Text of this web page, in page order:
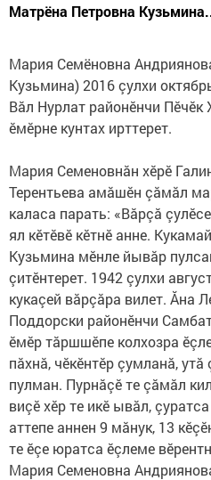
Матрёна Петровна
Мария Семёновна
Кузьмина) 2016 çулхи
Вăл Нурлат районӗнчи
ӗмӗрне кунтах ирттерет.
Мария Семеновнăн хӗрӗ
Терентьева амăшӗн çăмăл
каласа парать: «Вăрçă
ял кӗтӗвӗ кӗтнӗ анне.
Кузьмина мӗнле йывăр
çитӗнтерет. 1942 çулхи
кукаçей вăрçăра вилет. Ăна
Поддорски районӗнчи
ӗмӗр тăрш­шӗпе колхозра
пăхнă, чӗкӗнтӗр çумланă,
пулман. Пурнăçӗ те çăмăл
виçӗ хӗр те икӗ ывăл,
аттепе аннен 9 мăнук, 13
те ӗçе юратса ӗçлеме
Мария Семеновна